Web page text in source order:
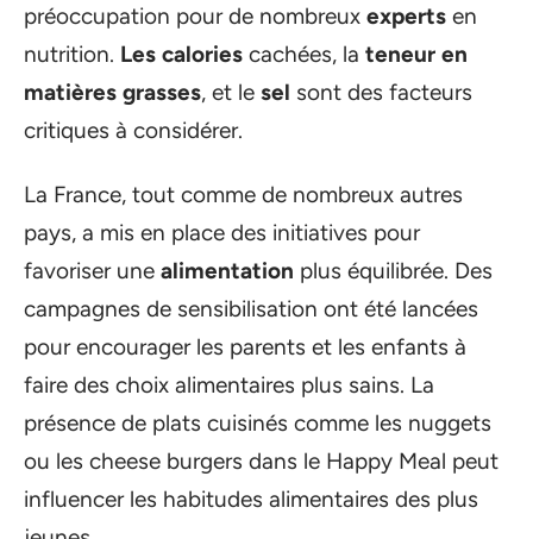
préoccupation pour de nombreux experts en
nutrition. Les calories cachées, la teneur en
matières grasses, et le sel sont des facteurs
critiques à considérer.
La France, tout comme de nombreux autres
pays, a mis en place des initiatives pour
favoriser une alimentation plus équilibrée. Des
campagnes de sensibilisation ont été lancées
pour encourager les parents et les enfants à
faire des choix alimentaires plus sains. La
présence de plats cuisinés comme les nuggets
ou les cheese burgers dans le Happy Meal peut
influencer les habitudes alimentaires des plus